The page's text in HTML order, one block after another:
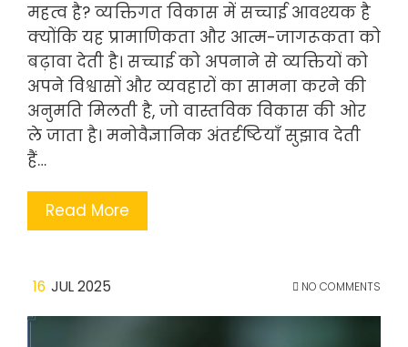
महत्व है? व्यक्तिगत विकास में सच्चाई आवश्यक है
क्योंकि यह प्रामाणिकता और आत्म-जागरूकता को
बढ़ावा देती है। सच्चाई को अपनाने से व्यक्तियों को
अपने विश्वासों और व्यवहारों का सामना करने की
अनुमति मिलती है, जो वास्तविक विकास की ओर
ले जाता है। मनोवैज्ञानिक अंतर्दृष्टियाँ सुझाव देती
हैं…
Read More
16 JUL 2025 NO COMMENTS